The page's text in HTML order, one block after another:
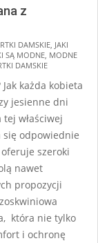
z
DAMSKIE JAKI
SĄ MODNE MODNE
DAMSKIE
Jak każda kobieta
jesienne dni
właściwej
się odpowiednie
szeroki
nawet
propozycji
która nie tylko
i ochronę